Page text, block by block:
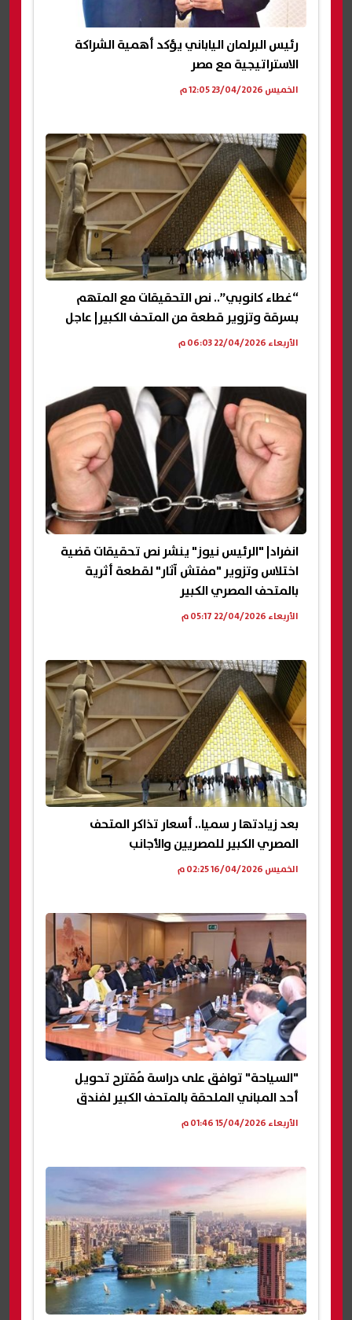
رئيس البرلمان الياباني يؤكد أهمية الشراكة
الاستراتيجية مع مصر
الخميس 23/04/2026 12:05 م
“غطاء كانوبي”.. نص التحقيقات مع المتهم
بسرقة وتزوير قطعة من المتحف الكبير| عاجل
الأربعاء 22/04/2026 06:03 م
انفراد| "الرئيس نيوز" ينشر نص تحقيقات قضية
اختلاس وتزوير "مفتش آثار" لقطعة أثرية
بالمتحف المصري الكبير
الأربعاء 22/04/2026 05:17 م
بعد زيادتها ر سميا.. أسعار تذاكر المتحف
المصري الكبير للمصريين والأجانب
الخميس 16/04/2026 02:25 م
"السياحة" توافق على دراسة مُقترح تحويل
أحد المباني الملحقة بالمتحف الكبير لفندق
الأربعاء 15/04/2026 01:46 م